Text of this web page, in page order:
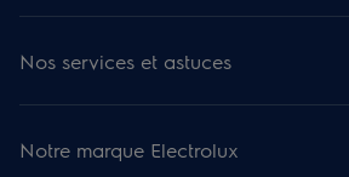
Plaques de cuisson
Hottes
Réfrigérateurs et caves à vin
Congélateurs
Nos services et astuces
Besoin d'aide ? Consultez nos articles
Réparation
Notre marque Electrolux